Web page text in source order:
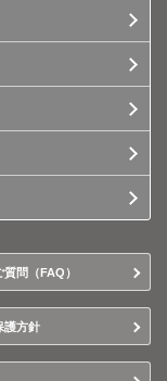
質問（FAQ）
護方針